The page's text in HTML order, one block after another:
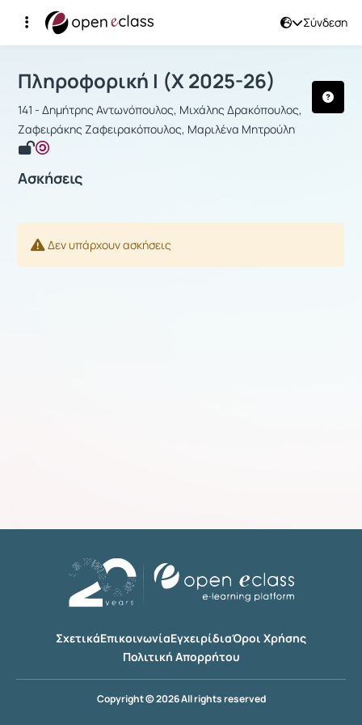
Σύνδεση
Αρχική Σελίδα
Μάθημα : Πληροφορική Ι
Πληροφορική Ι (Χ 2025-26)
141 - Δημήτρης Αντωνόπουλος, Μιχάλης Δρακόπουλος,
Ζαφειράκης Ζαφειρακόπουλος, Μαριλένα Μητρούλη
Ασκήσεις
Δεν υπάρχουν ασκήσεις
ΣχετικάΕπικοινωνίαΕγχειρίδιαΌροι Χρήσης
Πολιτική Απορρήτου
Copyright © 2026 All rights reserved